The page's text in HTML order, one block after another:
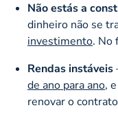
Não estás a
dinheiro não se
investimento. No
Rendas instáveis
de ano para ano,
renovar o